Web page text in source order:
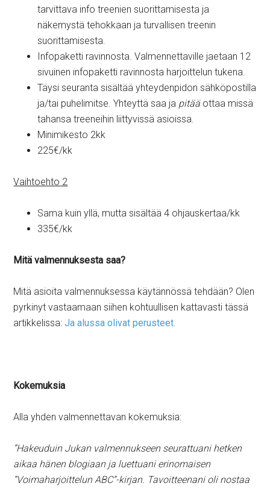
tarvittava info treenien suorittamisesta ja
näkemystä tehokkaan ja turvallisen treenin
suorittamisesta.
Infopaketti ravinnosta. Valmennettaville jaetaan 12
sivuinen infopaketti ravinnosta harjoittelun tukena.
Täysi seuranta sisältää yhteydenpidon sähköpostilla
ja/tai puhelimitse. Yhteyttä saa ja pitää ottaa missä
tahansa treeneihin liittyvissä asioissa.
Minimikesto 2kk
225€/kk
Vaihtoehto 2
Sama kuin yllä, mutta sisältää 4 ohjauskertaa/kk
335€/kk
Mitä valmennuksesta saa?
Mitä asioita valmennuksessa käytännössä tehdään? Olen
pyrkinyt vastaamaan siihen kohtuullisen kattavasti tässä
artikkelissa:Ja alussa olivat perusteet.
Kokemuksia
Alla yhden valmennettavan kokemuksia:
”Hakeuduin Jukan valmennukseen seurattuani hetken
aikaa hänen blogiaan ja luettuani erinomaisen
”Voimaharjoittelun ABC”-kirjan. Tavoitteenani oli nostaa